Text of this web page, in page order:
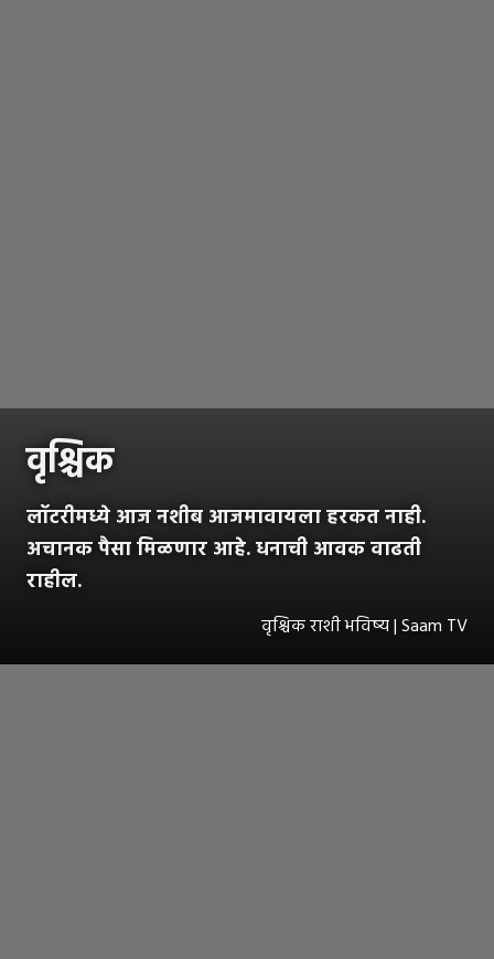
वृश्चिक
लॉटरीमध्ये आज नशीब आजमावायला हरकत नाही.
अचानक पैसा मिळणार आहे. धनाची आवक वाढती
राहील.
वृश्चिक राशी भविष्य | Saam TV